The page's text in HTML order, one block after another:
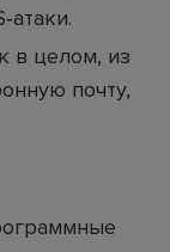
в целом, из
почту,